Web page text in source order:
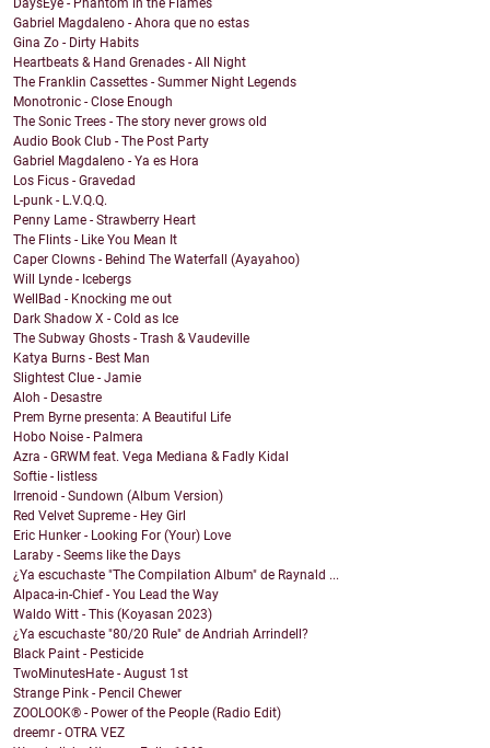
DaysEye - Phantom in the Flames
Gabriel Magdaleno - Ahora que no estas
Gina Zo - Dirty Habits
Heartbeats & Hand Grenades - All Night
The Franklin Cassettes - Summer Night Legends
Monotronic - Close Enough
The Sonic Trees - The story never grows old
Audio Book Club - The Post Party
Gabriel Magdaleno - Ya es Hora
Los Ficus - Gravedad
L-punk - L.V.Q.Q.
Penny Lame - Strawberry Heart
The Flints - Like You Mean It
Caper Clowns - Behind The Waterfall (Ayayahoo)
Will Lynde - Icebergs
WellBad - Knocking me out
Dark Shadow X - Cold as Ice
The Subway Ghosts - Trash & Vaudeville
Katya Burns - Best Man
Slightest Clue - Jamie
Aloh - Desastre
Prem Byrne presenta: A Beautiful Life
Hobo Noise - Palmera
Azra - GRWM feat. Vega Mediana & Fadly Kidal
Softie - listless
Irrenoid - Sundown (Album Version)
Red Velvet Supreme - Hey Girl
Eric Hunker - Looking For (Your) Love
Laraby - Seems like the Days
¿Ya escuchaste "The Compilation Album" de Raynald ...
Alpaca-in-Chief - You Lead the Way
Waldo Witt - This (Koyasan 2023)
¿Ya escuchaste "80/20 Rule" de Andriah Arrindell?
Black Paint - Pesticide
TwoMinutesHate - August 1st
Strange Pink - Pencil Chewer
ZOOLOOK® - Power of the People (Radio Edit)
dreemr - OTRA VEZ